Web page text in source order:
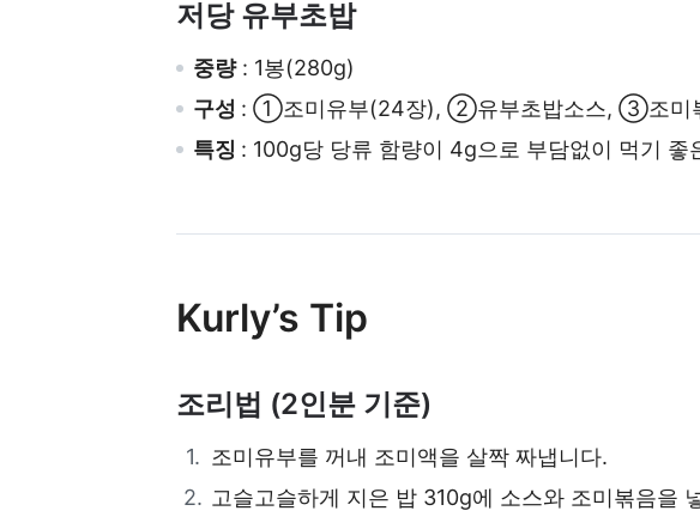
저당 유부초밥
중량: 1봉(280g)
구성 : ①조미유부(24장), ②유부초밥소스, ③조미
특징 : 100g당 당류 함량이 4g으로 부담없이 먹기 좋
Kurly’s Tip
조리법 (2인분 기준)
조미유부를 꺼내 조미액을 살짝 짜냅니다.
고슬고슬하게 지은 밥 310g에 소스와 조미볶음을